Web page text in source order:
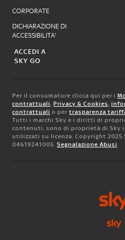
CORPORATE
DICHIARAZIONE DI
ACCESSIBILITA'
ACCEDI A
SKY GO
Per il consumatore clicca qui per i
contrattuali, Privacy & Cookies,
contrattuali o per trasparenza
Tutti i marchi Sky e i diritti di
contenuti, sono di proprietà di Sky
utilizzati su licenza. Copyright 2025
04619241005. Segnalazione Abusi